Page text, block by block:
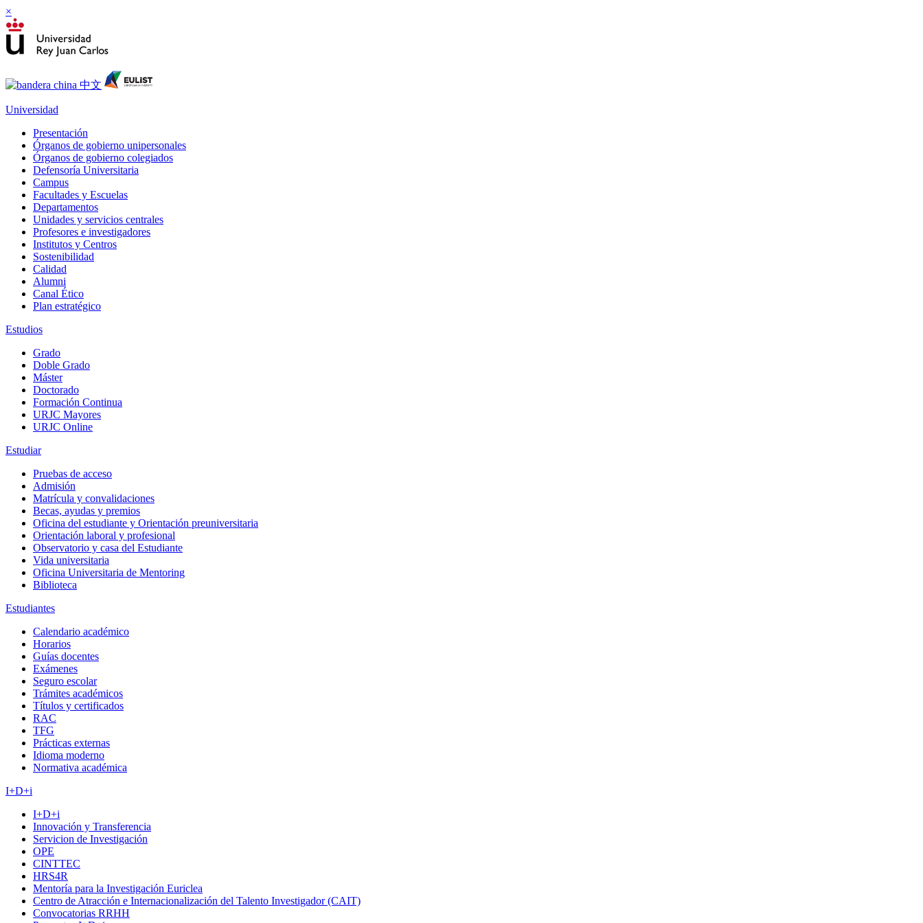
×
Universidad
Presentación
Órganos de gobierno unipersonales
Órganos de gobierno colegiados
Defensoría Universitaria
Campus
Facultades y Escuelas
Departamentos
Unidades y servicios centrales
Profesores e investigadores
Institutos y Centros
Sostenibilidad
Calidad
Alumni
Canal Ético
Plan estratégico
Estudios
Grado
Doble Grado
Máster
Doctorado
Formación Continua
URJC Mayores
URJC Online
Estudiar
Pruebas de acceso
Admisión
Matrícula y convalidaciones
Becas, ayudas y premios
Oficina del estudiante y Orientación preuniversitaria
Orientación laboral y profesional
Observatorio y casa del Estudiante
Vida universitaria
Oficina Universitaria de Mentoring
Biblioteca
Estudiantes
Calendario académico
Horarios
Guías docentes
Exámenes
Seguro escolar
Trámites académicos
Títulos y certificados
RAC
TFG
Prácticas externas
Idioma moderno
Normativa académica
I+D+i
I+D+i
Innovación y Transferencia
Servicion de Investigación
OPE
CINTTEC
HRS4R
Mentoría para la Investigación Euriclea
Centro de Atracción e Internacionalización del Talento Investigador (CAIT)
Convocatorias RRHH